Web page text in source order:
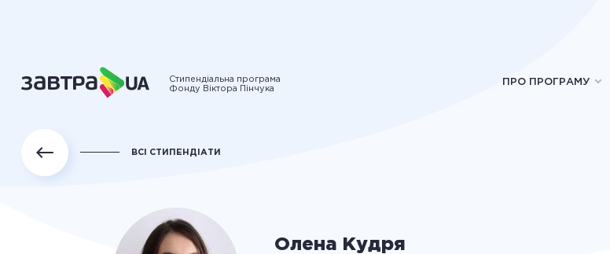
Стипендіальна програма
Фонду Віктора Пінчука
ПРО ПРОГРАМУ
ВСІ СТИПЕНДІАТИ
Олена Кудря